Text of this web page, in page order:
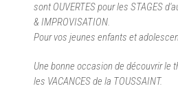
sont OUVERTES pour les STAGES
& IMPROVISATION.
Pour vos jeunes enfants et
Une bonne occasion de découvrir le
les VACANCES de la TOUSSAINT.